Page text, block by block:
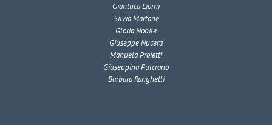
Gianluca Liorni
Silvia Martone
Gloria Nobile
Giuseppe Nucera
Manuela Proietti
Giuseppina Pulcrano
Barbara Ranghelli